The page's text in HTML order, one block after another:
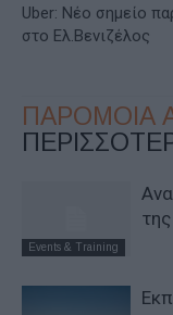
Uber: Νέο σημείο
στο Ελ.Βενιζέλος
ΠΑΡΟΜΟΙΑ
Events & Training